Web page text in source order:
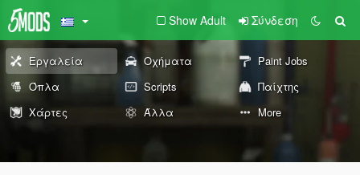
Show Adult Σύνδεση
Εργαλεία Οχήματα
Paint Jobs
Όπλα
Scripts
Παίχτης
Χάρτες
Άλλα More